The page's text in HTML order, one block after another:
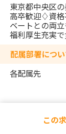
東京都中央区の
高卒歓迎♢資格
ベートとの両
福利厚生充実
配属部署につ
各配属先
この